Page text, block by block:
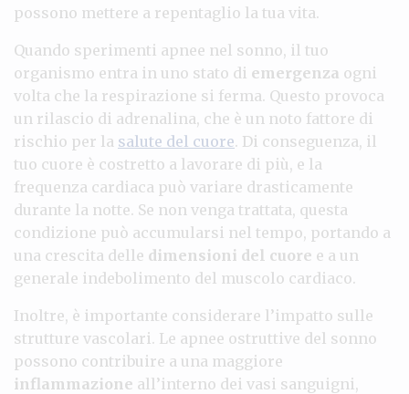
possono mettere a repentaglio la tua vita.
Quando sperimenti apnee nel sonno, il tuo
organismo entra in uno stato di emergenza ogni
volta che la respirazione si ferma. Questo provoca
un rilascio di adrenalina, che è un noto fattore di
rischio per la salute del cuore. Di conseguenza, il
tuo cuore è costretto a lavorare di più, e la
frequenza cardiaca può variare drasticamente
durante la notte. Se non venga trattata, questa
condizione può accumularsi nel tempo, portando a
una crescita delle dimensioni del cuore e a un
generale indebolimento del muscolo cardiaco.
Inoltre, è importante considerare l’impatto sulle
strutture vascolari. Le apnee ostruttive del sonno
possono contribuire a una maggiore
inflammazione all’interno dei vasi sanguigni,